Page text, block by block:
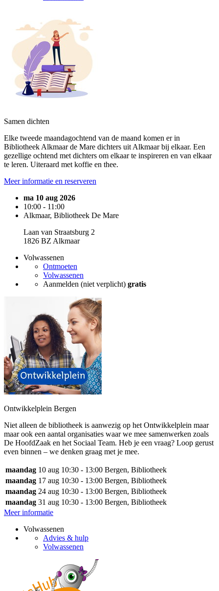
Samen dichten
Elke tweede maandagochtend van de maand komen er in
Bibliotheek Alkmaar de Mare dichters uit Alkmaar bij elkaar. Een
gezellige ochtend met dichters om elkaar te inspireren en van elkaar
te leren. Uiteraard met koffie en thee.
Meer informatie en reserveren
ma 10 aug 2026
10:00 - 11:00
Alkmaar, Bibliotheek De Mare
Laan van Straatsburg 2
1826 BZ Alkmaar
Volwassenen
Ontmoeten
Volwassenen
Aanmelden (niet verplicht) gratis
Ontwikkelplein Bergen
Niet alleen de bibliotheek is aanwezig op het Ontwikkelplein maar
maar ook een aantal organisaties waar we mee samenwerken zoals
De HoofdZaak en het Sociaal Team. Heb je een vraag? Loop gerust
even binnen – we denken graag met je mee.
maandag 10 aug 10:30 - 13:00 Bergen, Bibliotheek
maandag 17 aug 10:30 - 13:00 Bergen, Bibliotheek
maandag 24 aug 10:30 - 13:00 Bergen, Bibliotheek
maandag 31 aug 10:30 - 13:00 Bergen, Bibliotheek
Meer informatie
Volwassenen
Advies & hulp
Volwassenen